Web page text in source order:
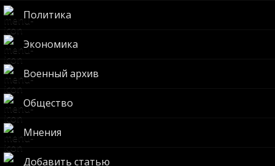
Политика
Экономика
Военный архив
Общество
Мнения
Добавить статью